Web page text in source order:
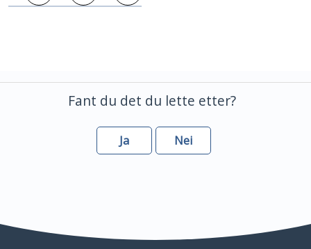
Fant du det du lette etter?
Ja Nei